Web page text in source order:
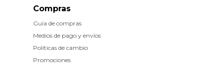
Compras
Guía de compras
Medios de pago y envíos
Políticas de cambio
Promociones